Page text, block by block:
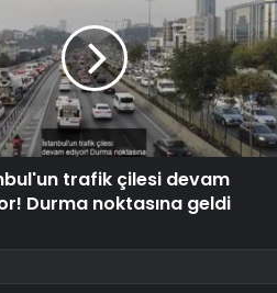
trafik çilesi devam
Durma noktasına geldi